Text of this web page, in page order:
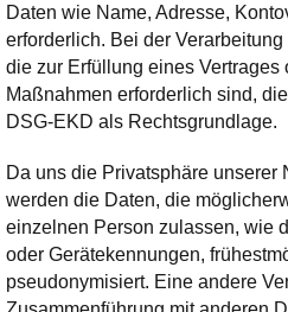
Daten wie Name, Adresse,
erforderlich. Bei der
die zur Erfüllung eines Vertrages
Maßnahmen erforderlich sind,
DSG-EKD als Rechtsgrundlage.
Da uns die Privatsphäre unserer
werden die Daten, die
einzelnen Person zulassen, wie
oder Gerätekennungen,
pseudonymisiert. Eine andere